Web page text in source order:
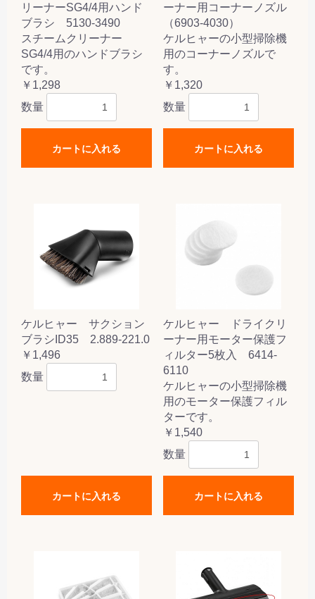
リーナーSG4/4用ハンド
ブラシ 5130-3490
スチームクリーナー
SG4/4用のハンドブラシ
です。
￥1,298
数量
カートに入れる
ーナー用コーナーノズル
（6903-4030）
ケルヒャーの小型掃除機
用のコーナーノズルで
す。
￥1,320
数量
カートに入れる
ケルヒャー サクション
ブラシID35 2.889-221.0
￥1,496
数量
カートに入れる
ケルヒャー ドライクリ
ーナー用モーター保護フ
ィルター5枚入 6414-
6110
ケルヒャーの小型掃除機
用のモーター保護フィル
ターです。
￥1,540
数量
カートに入れる